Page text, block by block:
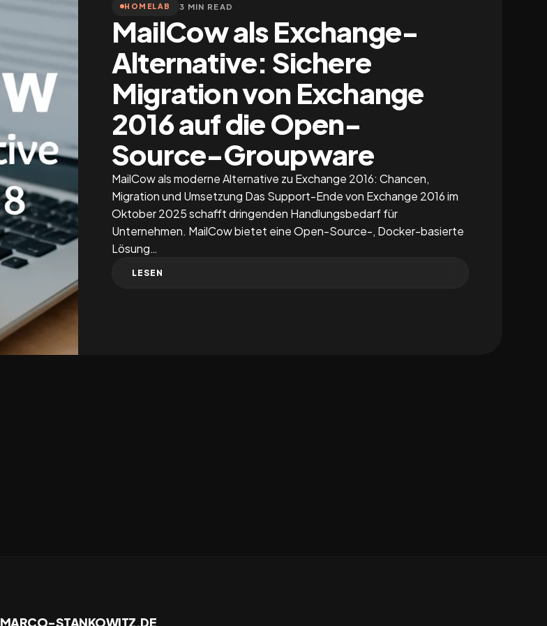
HOMELAB 3 MIN READ
MailCow als Exchange-
Alternative: Sichere
Migration von Exchange
2016 auf die Open-
Source-Groupware
MailCow als moderne Alternative zu Exchange 2016: Chancen,
Migration und Umsetzung Das Support-Ende von Exchange 2016 im
Oktober 2025 schafft dringenden Handlungsbedarf für
Unternehmen. MailCow bietet eine Open-Source-, Docker-basierte
Lösung…
LESEN
MARCO-STANKOWITZ.DE